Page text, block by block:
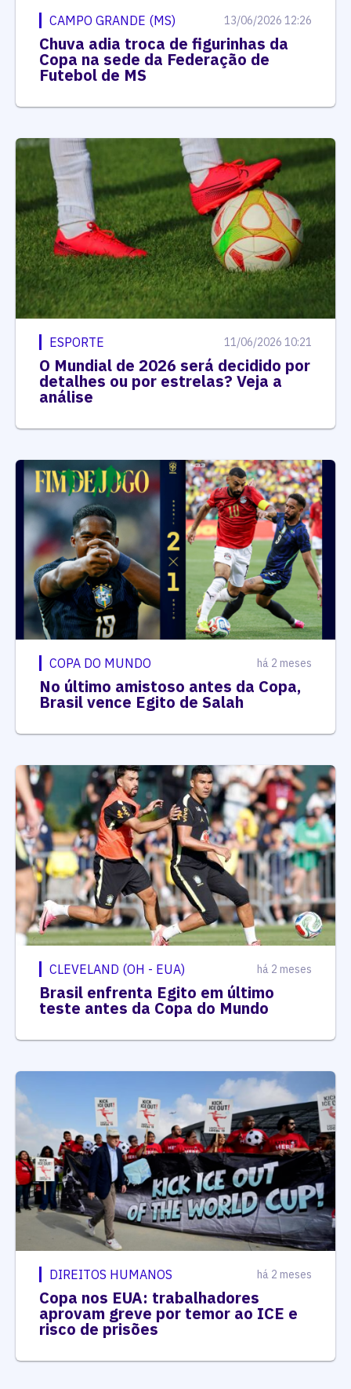
CAMPO GRANDE (MS) 13/06/2026 12:26
Chuva adia troca de figurinhas da
Copa na sede da Federação de
Futebol de MS
ESPORTE 11/06/2026 10:21
O Mundial de 2026 será decidido por
detalhes ou por estrelas? Veja a
análise
COPA DO MUNDO há 2 meses
No último amistoso antes da Copa,
Brasil vence Egito de Salah
CLEVELAND (OH - EUA) há 2 meses
Brasil enfrenta Egito em último
teste antes da Copa do Mundo
DIREITOS HUMANOS há 2 meses
Copa nos EUA: trabalhadores
aprovam greve por temor ao ICE e
risco de prisões